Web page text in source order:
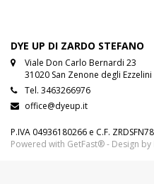
DYE UP DI ZARDO STEFANO
Viale Don Carlo Bernardi 23
31020 San Zenone degli
Tel. 3463266976
office@dyeup.it
P.IVA 04936180266 e C.F.
Powered with GetFast® - Design by